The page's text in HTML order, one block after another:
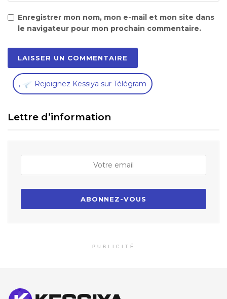
Enregistrer mon nom, mon e-mail et mon site dans
le navigateur pour mon prochain commentaire.
, Rejoignez Kessiya sur Télégram
Lettre d’information
PUBLICITÉ